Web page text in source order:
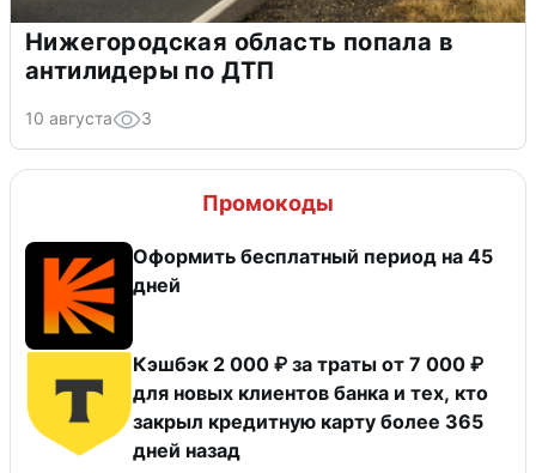
Нижегородская область попала в
антилидеры по ДТП
10 августа 3
Промокоды
Оформить бесплатный период на 45
дней
Кэшбэк 2 000 ₽ за траты от 7 000 ₽
для новых клиентов банка и тех, кто
закрыл кредитную карту более 365
дней назад